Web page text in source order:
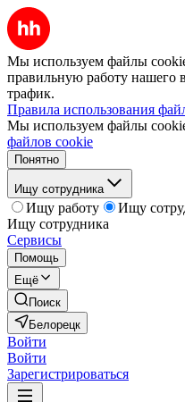
Мы используем файлы
правильную работу нашего
трафик.
Правила использования
Мы используем файлы
файлов cookie
Понятно
Ищу сотрудника
Ищу работу
Ищу
Ищу сотрудника
Сервисы
Помощь
Ещё
Поиск
Белорецк
Войти
Войти
Зарегистрироваться